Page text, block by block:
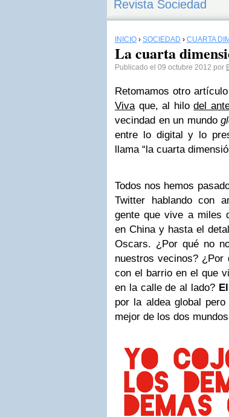
Revista Sociedad
INICIO › SOCIEDAD › CUARTA
La cuarta
Publicado el 09 octubre 2012 por
Retomamos otro
Vivaque, al hilodel
vecindad en un mundo
entre lo digital y lo
llama “la cuarta
Todos nos hemos
Twitter hablando con
gente que vive a miles
en China y hasta el
Oscars. ¿Por qué no
nuestros vecinos? ¿Por
con el barrio en el que
en la calle de al lado?
por la aldea global
mejor de los dos